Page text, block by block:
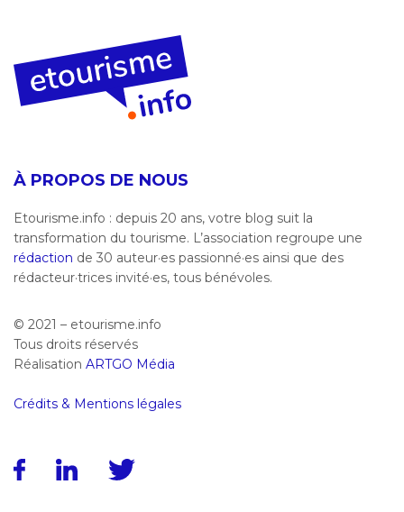
À PROPOS DE NOUS
Etourisme.info : depuis 20 ans, votre blog suit la
transformation du tourisme. L’association regroupe une
rédaction de 30 auteur·es passionné·es ainsi que des
rédacteur·trices invité·es, tous bénévoles.
© 2021 – etourisme.info
Tous droits réservés
Réalisation ARTGO Média
Crédits & Mentions légales